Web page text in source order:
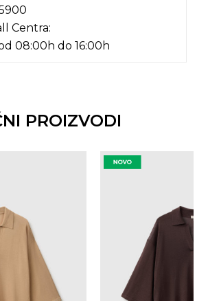
Centra:
08:00h do 16:00h
PROIZVODI